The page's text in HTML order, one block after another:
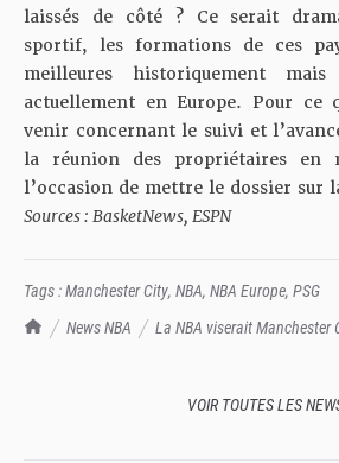
TrashTalk Actu NBA
News NBA
La NBA viserait Manchester
laissés de côté ? Ce serait
sportif, les formations de ces
meilleures historiquement
actuellement en Europe. Pour ce
venir concernant le suivi et
la réunion des propriétaires en
l’occasion de mettre le dossier sur
Sources : BasketNews, ESPN
Tags :Manchester City, NBA, NBA Europe, PSG
VOIR TOUTES LES